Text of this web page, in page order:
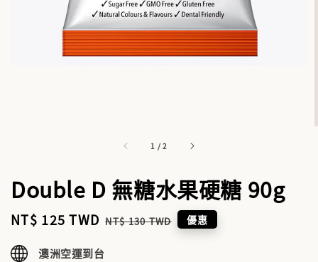
1 /2
Double D 無糖水果硬糖 90g
Sale
NT$ 125 TWD Regular
NT$ 130 TWD 優惠
澳洲空運到台